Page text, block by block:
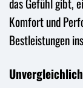
Komfort und
Bestleistungen